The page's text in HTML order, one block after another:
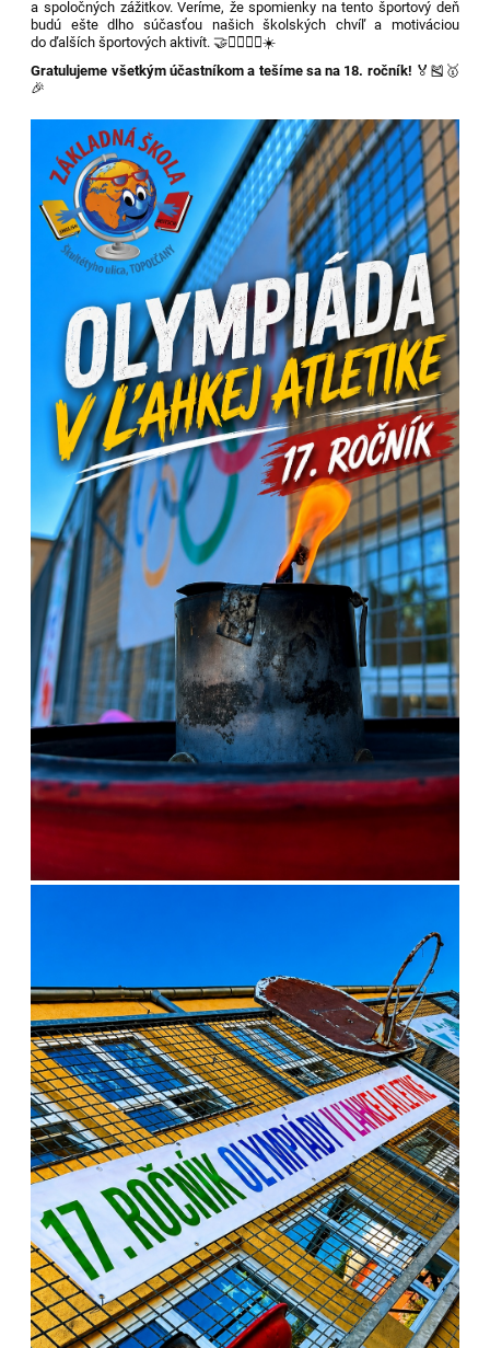
a spoločných zážitkov. Veríme, že spomienky na tento športový deň
budú ešte dlho súčasťou našich školských chvíľ a motiváciou
do ďalších športových aktivít. 🤝🏃‍♀️🏃‍♂️☀️
Gratulujeme všetkým účastníkom a tešíme sa na 18. ročník! 🏅🎽🥇
🎉